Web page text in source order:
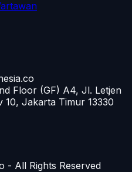
Floor (GF) A4, Jl. Letjen
10, Jakarta Timur 13330
- All Rights Reserved